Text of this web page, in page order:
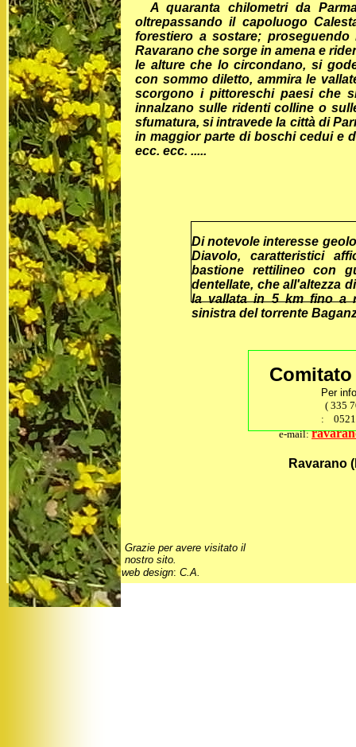
Grazie per avere visitato il
nostro sito.
A quaranta chilometri da
oltrepassando il capoluogo
forestiero a sostare;
Ravarano che sorge in amena e
le alture che lo circondano, si
con sommo diletto, ammira le
scorgono i pittoreschi paesi che
innalzano sulle ridenti colline o
sfumatura, si intravede la città di
in maggior parte di boschi cedui e
ecc. ecc. .....
Per
( 335
:
e-mail:
Ravarano
Di notevole interesse
Diavolo, caratteristici
bastione rettilineo con
dentellate, che all'altezza
la vallata in 5 km fino a
sinistra del torrente
web design: C.A.